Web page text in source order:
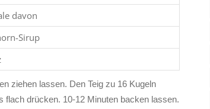
davon
Sirup
ziehen lassen. Den Teig zu 16 Kugeln
flach drücken. 10-12 Minuten backen lassen.